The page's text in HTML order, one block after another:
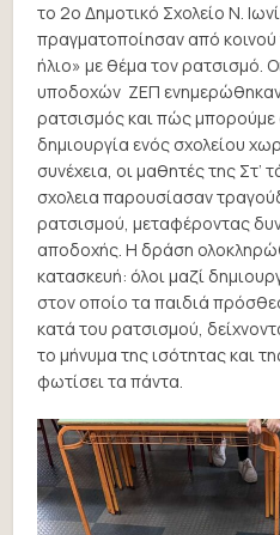
το 2ο Δημοτικό Σχολείο Ν.
πραγματοποίησαν από
ήλιο» με θέμα τον ρατσισμό.
υποδοχών ΖΕΠ ενημερώθηκαν
ρατσισμός και πώς μπορούμε
δημιουργία ενός σχολείου
συνέχεια, οι μαθητές της Στ’
σχολεια παρουσίασαν
ρατσισμού, μεταφέροντας
αποδοχής. Η δράση
κατασκευή: όλοι μαζί
στον οποίο τα παιδιά
κατά του ρατσισμού,
το μήνυμα της ισότητας και
φωτίσει τα πάντα.